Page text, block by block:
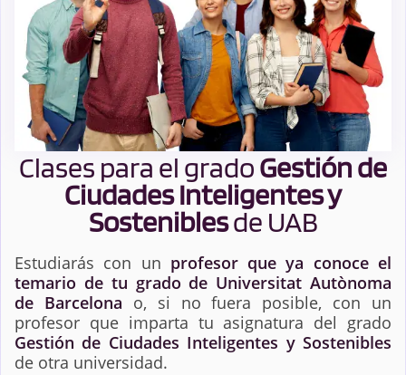
Clases para el gradoGestión de
Ciudades Inteligentes y
Sosteniblesde UAB
Estudiarás con un profesor que ya conoce el
temario de tu grado de Universitat Autònoma
de Barcelona o, si no fuera posible, con un
profesor que imparta tu asignatura del grado
Gestión de Ciudades Inteligentes y Sostenibles
de otra universidad.